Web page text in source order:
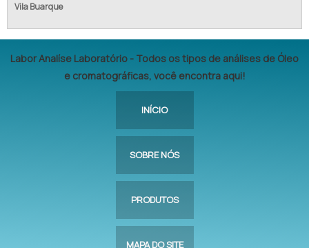
Vila Buarque
Labor Analíse Laboratório - Todos os tipos de análises de Óleo
e cromatográficas, você encontra aqui!
INÍCIO
SOBRE NÓS
PRODUTOS
MAPA DO SITE